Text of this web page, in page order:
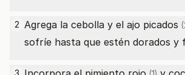
2 Agrega la cebolla y el ajo picados
sofríe hasta que estén dorados y
3